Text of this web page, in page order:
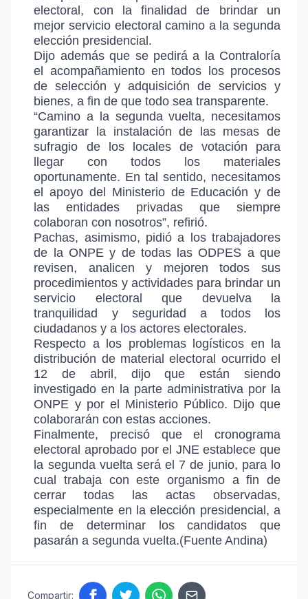
electoral, con la finalidad de brindar un
mejor servicio electoral camino a la segunda
elección presidencial.
Dijo además que se pedirá a la Contraloría
el acompañamiento en todos los procesos
de selección y adquisición de servicios y
bienes, a fin de que todo sea transparente.
“Camino a la segunda vuelta, necesitamos
garantizar la instalación de las mesas de
sufragio de los locales de votación para
llegar con todos los materiales
oportunamente. En tal sentido, necesitamos
el apoyo del Ministerio de Educación y de
las entidades privadas que siempre
colaboran con nosotros”, refirió.
Pachas, asimismo, pidió a los trabajadores
de la ONPE y de todas las ODPES a que
revisen, analicen y mejoren todos sus
procedimientos y actividades para brindar un
servicio electoral que devuelva la
tranquilidad y seguridad a todos los
ciudadanos y a los actores electorales.
Respecto a los problemas logísticos en la
distribución de material electoral ocurrido el
12 de abril, dijo que están siendo
investigado en la parte administrativa por la
ONPE y por el Ministerio Público. Dijo que
colaborarán con estas acciones.
Finalmente, precisó que el cronograma
electoral aprobado por el JNE establece que
la segunda vuelta será el 7 de junio, para lo
cual trabaja con este organismo a fin de
cerrar todas las actas observadas,
especialmente en la elección presidencial, a
fin de determinar los candidatos que
pasarán a segunda vuelta.(Fuente Andina)
Compartir: